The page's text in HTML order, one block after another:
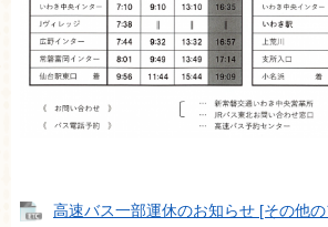
高速バス一部運休のお知らせ [その他